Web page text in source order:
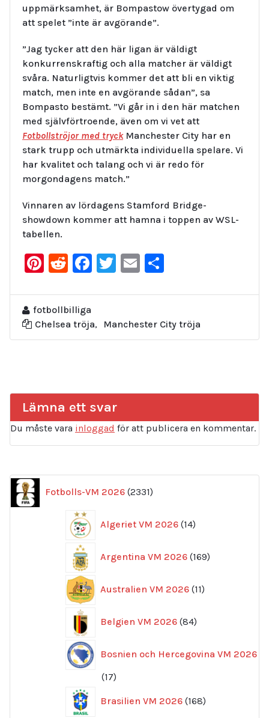
uppmärksamhet, är Bompastow övertygad om
att spelet ”inte är avgörande”.
”Jag tycker att den här ligan är väldigt
konkurrenskraftig och alla matcher är väldigt
svåra. Naturligtvis kommer det att bli en viktig
match, men inte en avgörande sådan”, sa
Bompasto bestämt. ”Vi går in i den här matchen
med självförtroende, även om vi vet att
Fotbollströjor med tryckManchester City har en
stark trupp och utmärkta individuella spelare. Vi
har kvalitet och talang och vi är redo för
morgondagens match.”
Vinnaren av lördagens Stamford Bridge-
showdown kommer att hamna i toppen av WSL-
tabellen.
Pinterest
Reddit
Facebook
Twitter
Email
fotbollbilliga
Chelsea tröja, Manchester City tröja
Lämna ett svar
Du måste vara inloggad för att publicera en kommentar.
Fotbolls-VM 2026 2331
produkter
Algeriet VM 2026 14
produkter
Argentina VM 2026 169
produkter
Australien VM 2026 11
produkter
Belgien VM 2026 84
produkter
Bosnien och Hercegovina VM 2026
1717
Brasilien VM 2026 168
produkter